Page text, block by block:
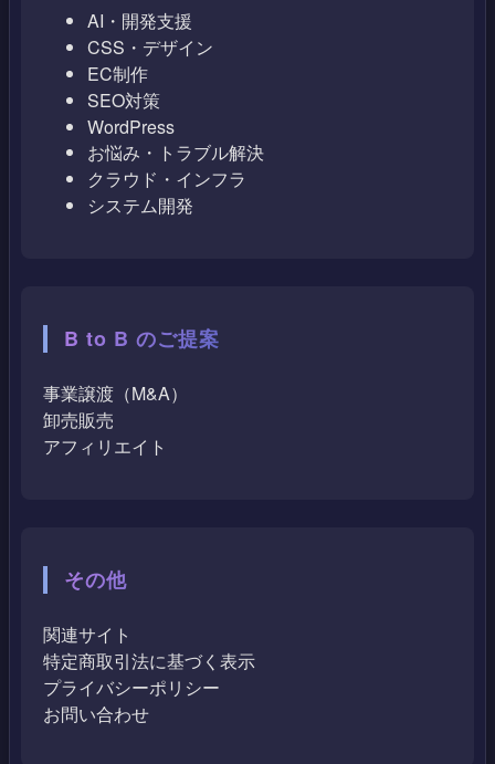
AI・開発支援
CSS・デザイン
EC制作
SEO対策
WordPress
お悩み・トラブル解決
クラウド・インフラ
システム開発
B to B のご提案
事業譲渡（M&A）
卸売販売
アフィリエイト
その他
関連サイト
特定商取引法に基づく表示
プライバシーポリシー
お問い合わせ